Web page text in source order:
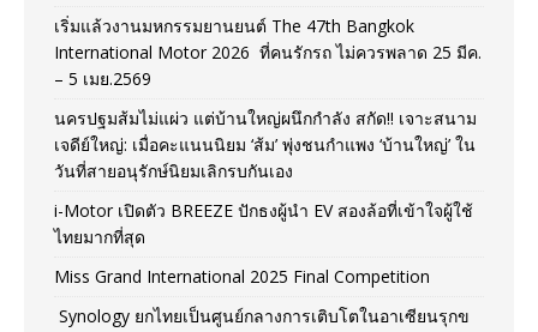
เริ่มแล้วงานมหกรรมยานยนต์ The 47th Bangkok
International Motor 2026 ที่คนรักรถ ไม่ควรพลาด 25 มีค.
– 5 เมย.2569
นครปฐมส้มไม่แผ่ว แต่บ้านใหญ่ผนึกกำลัง สกัด!! เจาะสนาม
เจดีย์ใหญ่: เมื่อคะแนนนิยม ‘ส้ม’ พุ่งชนกำแพง ‘บ้านใหญ่’ ใน
วันที่สายอนุรักษ์นิยมเลิกรบกันเอง
i-Motor เปิดตัว BREEZE ปักธงผู้นำ EV สองล้อที่เข้าใจผู้ใช้
ไทยมากที่สุด
Miss Grand International 2025 Final Competition
Synology ยกไทยเป็นศูนย์กลางการเติบโตในอาเซียนรุกข